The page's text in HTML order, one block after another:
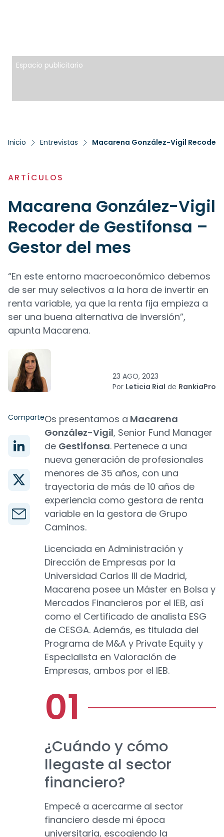
Espacio publicitario
Inicio Entrevistas Macarena González-Vigil Recoder
ARTÍCULOS
Macarena González-Vigil
Recoder de Gestifonsa –
Gestor del mes
“En este entorno macroeconómico debemos
de ser muy selectivos a la hora de invertir en
renta variable, ya que la renta fija empieza a
ser una buena alternativa de inversión”,
apunta Macarena.
23 AGO, 2023
Por Leticia Rial de RankiaPro
ComparteOs presentamos a Macarena
González-Vigil, Senior Fund Manager
de Gestifonsa. Pertenece a una
nueva generación de profesionales
menores de 35 años, con una
trayectoria de más de 10 años de
experiencia como gestora de renta
variable en la gestora de Grupo
Caminos.
Licenciada en Administración y
Dirección de Empresas por la
Universidad Carlos III de Madrid,
Macarena posee un Máster en Bolsa y
Mercados Financieros por el IEB, así
como el Certificado de analista ESG
de CESGA. Además, es titulada del
Programa de M&A y Private Equity y
Especialista en Valoración de
Empresas, ambos por el IEB.
¿Cuándo y cómo
llegaste al sector
financiero?
Empecé a acercarme al sector
financiero desde mi época
universitaria, escogiendo la